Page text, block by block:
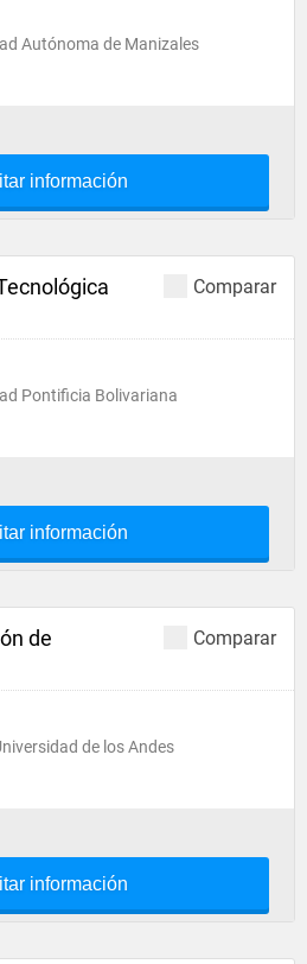
Autónoma de Manizales
información
Comparar
Pontificia Bolivariana
información
Comparar
de
de los Andes
información